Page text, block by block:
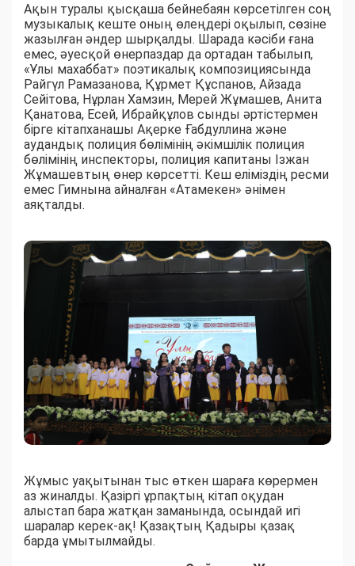
Ақын туралы қысқаша бейнебаян көрсетілген соң
музыкалық кеште оның өлеңдері оқылып, сөзіне
жазылған әндер шырқалды. Шарада кәсіби ғана
емес, әуесқой өнерпаздар да ортадан табылып,
«Ұлы махаббат» поэтикалық композициясында
Райгүл Рамазанова, Құрмет Құспанов, Айзада
Сейітова, Нұрлан Хамзин, Мерей Жұмашев, Анита
Қанатова, Есей, Ибрайқұлов сынды әртістермен
бірге кітапханашы Ақерке Ғабдуллина және
аудандық полиция бөлімінің әкімшілік полиция
бөлімінің инспекторы, полиция капитаны Ізжан
Жұмашевтың өнер көрсетті. Кеш еліміздің ресми
емес Гимнына айналған «Атамекен» әнімен
аяқталды.
Жұмыс уақытынан тыс өткен шараға көрермен
аз жиналды. Қазіргі ұрпақтың кітап оқудан
алыстап бара жатқан заманында, осындай игі
шаралар керек-ақ! Қазақтың Қадыры қазақ
барда ұмытылмайды.